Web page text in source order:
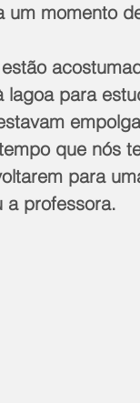
um momento
lagoa para
que nós
para
a professora.